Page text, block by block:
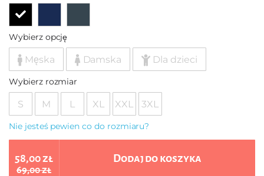
Wybierz opcję
Męska Damska Dla dzieci
Wybierz rozmiar
S M L XL XXL 3XL
Nie jesteś pewien co do rozmiaru?
58,00 zł
69,00 zł
Dodaj do koszyka